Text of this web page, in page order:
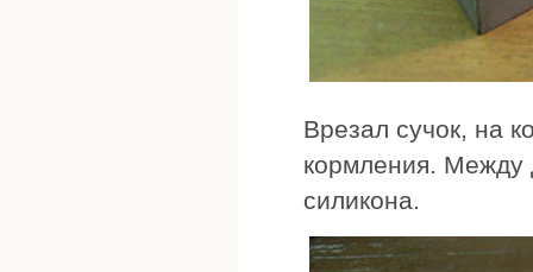
Врезал сучок, на
кормления. Между
силикона.